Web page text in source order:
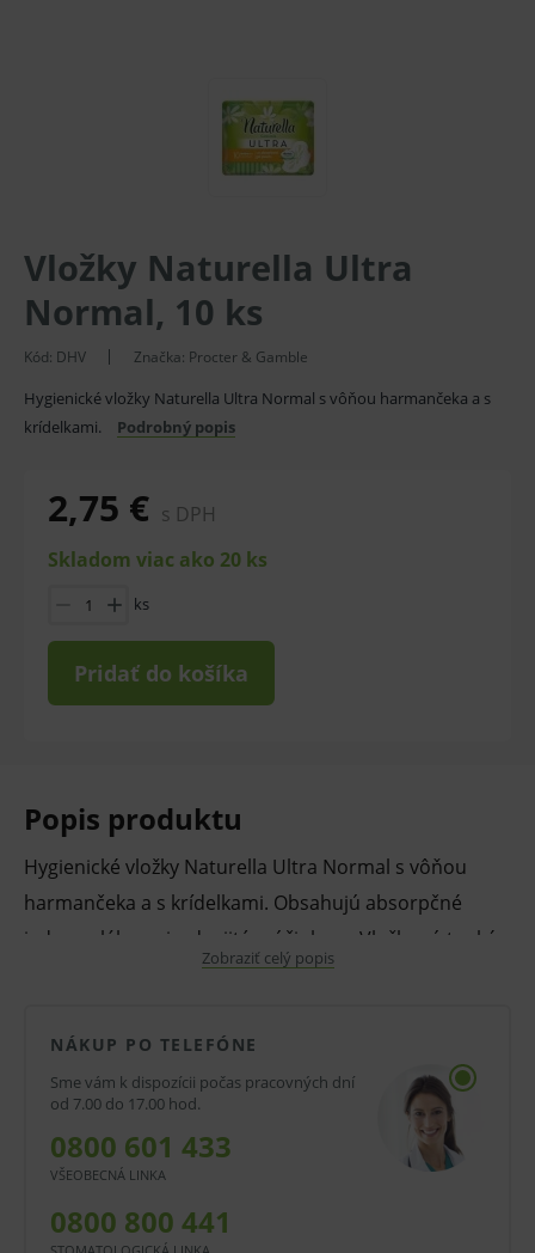
Vložky Naturella Ultra
Normal, 10 ks
Kód: DHV Značka: Procter & Gamble
Hygienické vložky Naturella Ultra Normal s vôňou harmančeka a s
krídelkami.
Podrobný popis
2,75 € s DPH
Skladom viac ako 20 ks
ks
Pridať do košíka
Popis produktu
Hygienické vložky Naturella Ultra Normal s vôňou
harmančeka a s krídelkami. Obsahujú absorpčné
jadro s vláknami s dvojitým účinkom. Vložky sú tenké,
ponúkajú pohodlie, diskrétnosť a hebkosť. Vďaka
podráždeniu pokožky. Sú vhodné pri stredne silnom
až silnom krvácaní. Vložky Naturella pohlcujú tekutinu
aj pach a poskytujú tak spoľahlivú ochranu a sviežosť
po celý deň.
Hygienické vložky.
Zobraziť celý popis
NÁKUP PO TELEFÓNE
Sme vám k dispozícii počas pracovných dní
od 7.00 do 17.00 hod.
0800 601 433
VŠEOBECNÁ LINKA
0800 800 441